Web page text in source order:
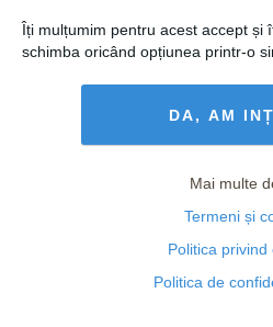
Îți mulțumim pentru acest accept și
schimba oricând opțiunea printr-o
DA, AM
Mai multe
Termeni și
Politica privind
Politica de
Politica de confidențialitate și